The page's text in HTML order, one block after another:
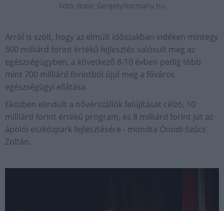
Fotó: Botár Gergely/kormany.hu
Arról is szólt, hogy az elmúlt időszakban vidéken mintegy
500 milliárd forint értékű fejlesztés valósult meg az
egészségügyben, a következő 8-10 évben pedig több
mint 700 milliárd forintból újul meg a főváros
egészségügyi ellátása.
Eközben elindult a nővérszállók felújítását célzó, 10
milliárd forint értékű program, és 8 milliárd forint jut az
ápolói eszközpark fejlesztésére - mondta Ónodi-Szűcs
Zoltán.